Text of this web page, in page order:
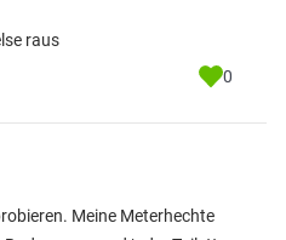
raus
0
Meine Meterhechte